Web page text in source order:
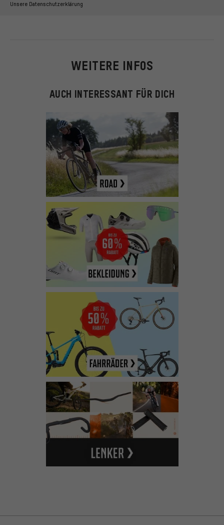
Unsere Datenschutzerklärung
WEITERE INFOS
AUCH INTERESSANT FÜR DICH